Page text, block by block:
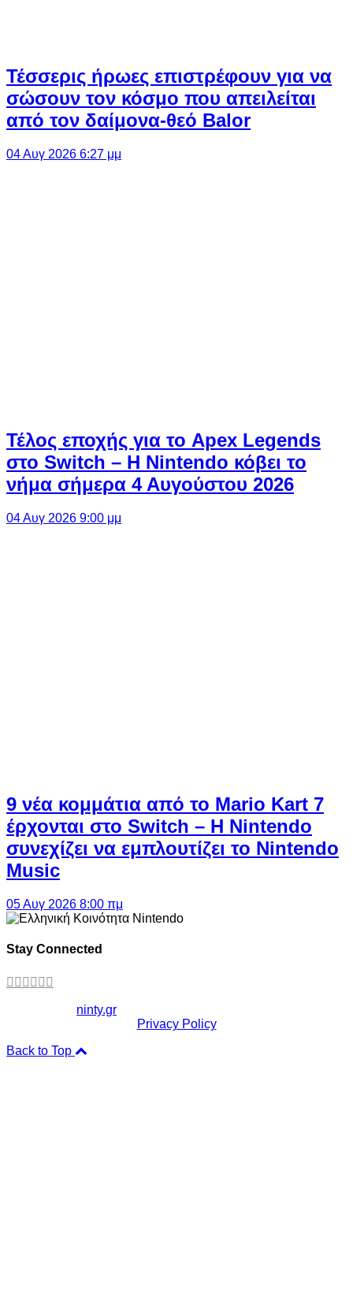
Τέσσερις ήρωες επιστρέφουν για να
σώσουν τον κόσμο που απειλείται
από τον δαίμονα-θεό Balor
04 Αυγ 2026 6:27 μμ
Τέλος εποχής για το Apex Legends
στο Switch – Η Nintendo κόβει το
νήμα σήμερα 4 Αυγούστου 2026
04 Αυγ 2026 9:00 μμ
9 νέα κομμάτια από το Mario Kart 7
έρχονται στο Switch – Η Nintendo
συνεχίζει να εμπλουτίζει το Nintendo
Music
05 Αυγ 2026 8:00 πμ
Stay Connected
ninty.gr
Privacy Policy
Back to Top